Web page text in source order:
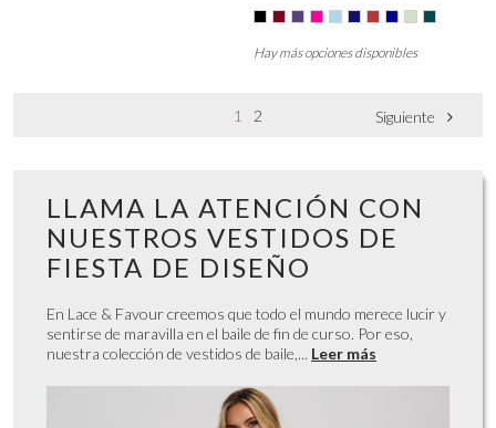
Hay más opciones disponibles
1 2 Siguiente
LLAMA LA ATENCIÓN CON
NUESTROS VESTIDOS DE
FIESTA DE DISEÑO
En Lace & Favour creemos que todo el mundo merece lucir y
sentirse de maravilla en el baile de fin de curso. Por eso,
nuestra colección de vestidos de baile,... Leer más